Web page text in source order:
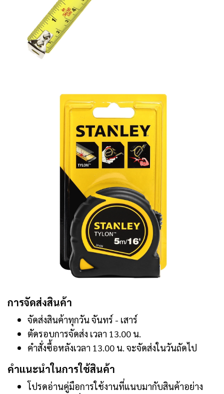
การจัดส่งสินค้า
จัดส่งสินค้าทุกวัน จันทร์ - เสาร์
ตัดรอบการจัดส่ง เวลา 13.00 น.
คำสั่งซื้อหลังเวลา 13.00 น. จะจัดส่งในวันถัดไป
คำแนะนำในการใช้สินค้า
โปรดอ่านคู่มือการใช้งานที่แนบมากับสินค้าอย่าง